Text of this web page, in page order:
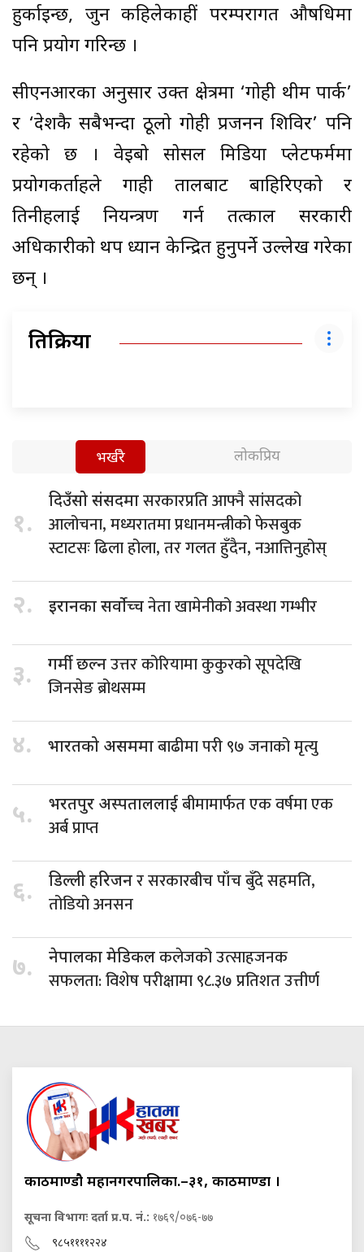
हुर्काइन्छ, जुन कहिलेकाहीं परम्परागत औषधिमा
पनि प्रयोग गरिन्छ ।
सीएनआरका अनुसार उक्त क्षेत्रमा ‘गोही थीम पार्क’
र ‘देशकै सबैभन्दा ठूलो गोही प्रजनन शिविर’ पनि
रहेको छ । वेइबो सोसल मिडिया प्लेटफर्ममा
प्रयोगकर्ताहरूले गाही तालबाट बाहिरिएको र
तिनीहरूलाई नियन्त्रण गर्न तत्काल सरकारी
अधिकारीको थप ध्यान केन्द्रित हुनुपर्ने उल्लेख गरेका
छन् ।
प्रतिक्रिया
भर्खरै लोकप्रिय
१.
दिउँसो संसदमासरकारप्रति आफ्नै सांसदको
आलोचना, मध्यरातमा प्रधानमन्त्रीको फेसबुक
स्टाटसः ढिला होला, तर गलत हुँदैन, नआत्तिनुहोस्
२. इरानका सर्वोच्चनेता खामेनीको अवस्था गम्भीर
३. गर्मी छल्नउत्तर कोरियामा कुकुरको सूपदेखि
जिनसेङ ब्रोथसम्म
४. भारतको असममाबाढीमा परी ९७ जनाको मृत्यु
५. भरतपुर अस्पताललाईबीमामार्फत एक वर्षमा एक
अर्ब प्राप्त
६. डिल्ली हरिजनर सरकारबीच पाँच बुँदे सहमति,
तोडियो अनसन
७. नेपालका मेडिकलकलेजको उत्साहजनक
सफलता: विशेष परीक्षामा ९८.३७ प्रतिशत उत्तीर्ण
काठमाण्डौ महानगरपालिका.–३१, काठमाण्डौं ।
सूचना विभागः दर्ता प्र.प. नं.: १७६९/०७६-७७
९८५११११२२४